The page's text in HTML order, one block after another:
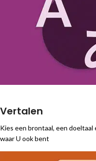
Vertalen
Kies een brontaal, een
waar U ook bent